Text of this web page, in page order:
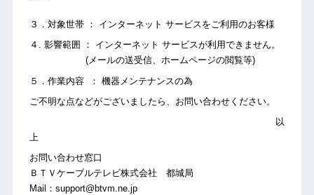
３．対象世帯 ： インターネット サービスをご利用のお客様
４. 影響範囲 ： インターネット サービスが利用できません。
(メールの送受信、ホームページの閲覧等)
５．作業内容 ： 機器メンテナンスの為
ご不明な点などがございましたら、お問い合わせください。
以
上
お問い合わせ窓口
ＢＴＶケーブルテレビ株式会社 都城局
Mail：support@btvm.ne.jp